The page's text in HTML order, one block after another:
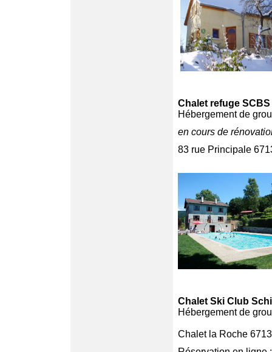
Chalet refuge SCBS
Hébergement de
en cours de
83 rue Principale
Chalet Ski Club
Hébergement de
Chalet la Roche